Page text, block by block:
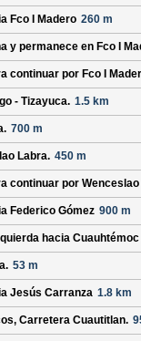
Fco I Madero 260 m
y permanece en Fco I
continuar por Fco I
- Tizayuca. 1.5 km
. 700 m
Labra. 450 m
continuar por
Federico Gómez 900 m
hacia Cuauhtémoc
. 53 m
Jesús Carranza 1.8 km
Carretera Cuautitlan.